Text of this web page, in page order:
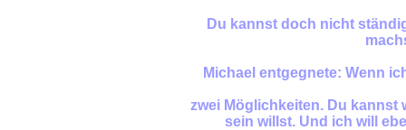
Du kannst doch nicht
Michael entgegnete: Wenn
zwei Möglichkeiten. Du kannst
sein willst. Und ich will